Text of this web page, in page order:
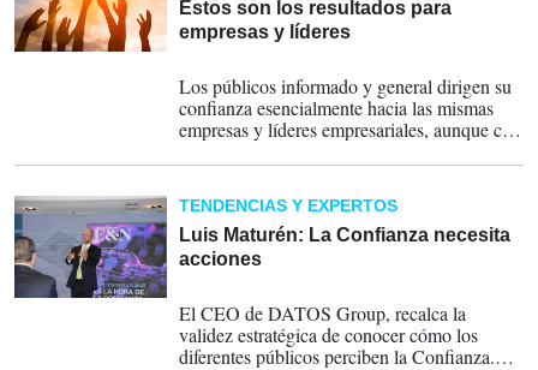
Estos son los resultados para
empresas y líderes
Los públicos informado y general dirigen su
confianza esencialmente hacia las mismas
empresas y líderes empresariales, aunque con
tipos de confianza pesa más la conductual.
TENDENCIAS Y EXPERTOS
Luis Maturén: La Confianza necesita
acciones
El CEO de DATOS Group, recalca la
validez estratégica de conocer cómo los
diferentes públicos perciben la Confianza.